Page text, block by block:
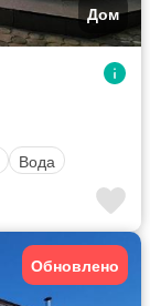
Дом
Вода
Обновлено